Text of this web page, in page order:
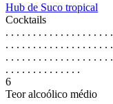
Hub de Suco tropical
Cocktails
. . . . . . . . . . . . . . . . . . .
. . . . . . . . . . . . . . . . . . .
. . . . . . . . . . . . . . . . . . .
. . . . . . . . . . . . . .
6
Teor alcoólico médio